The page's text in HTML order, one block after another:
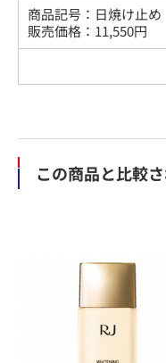
商品記号： 日焼け止め
販売価格： 11,550円
この商品と比較